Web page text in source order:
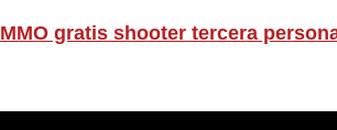
MMO gratis shooter tercera